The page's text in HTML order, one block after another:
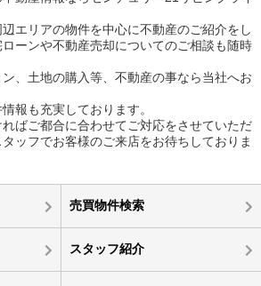
エリアの物件を中心に不動産のご紹介をし
ーンや不動産売却についてのご相談も随時
、土地の購入等、不動産の事なら当社へお
報も充実しております。
ばご都合に合わせてご対応をさせていただ
ッフでお客様のご来店をお待ちしておりま
売買物件検索
スタッフ紹介